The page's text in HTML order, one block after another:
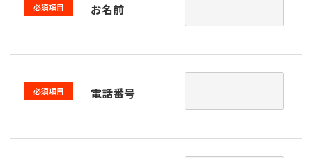
必須項目 お名前
必須項目 電話番号